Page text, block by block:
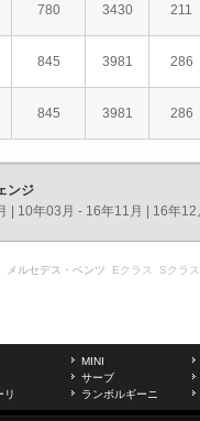
780 3430 211
845 3981 286
845 3981 286
ンジ
10年03月 - 16年11月 16年12
メルセデス・ベンツ Eクラス Sクラス
MINI
サーブ
リ ランボルギーニ